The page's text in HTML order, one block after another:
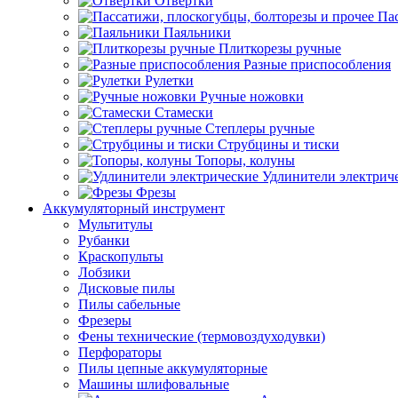
Паяльники
Плиткорезы ручные
Разные приспособления
Рулетки
Ручные ножовки
Стамески
Степлеры ручные
Струбцины и тиски
Топоры, колуны
Удлинители
Фрезы
Аккумуляторный инструмент
Мультитулы
Рубанки
Краскопульты
Лобзики
Дисковые пилы
Пилы сабельные
Фрезеры
Фены технические (термовоздуходувки)
Перфораторы
Пилы цепные аккумуляторные
Машины шлифовальные